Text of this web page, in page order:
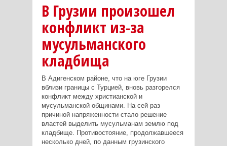
В Грузии произошел
конфликт из-за
мусульманского
кладбища
В Адигенском районе, что на юге Грузии
вблизи границы с Турцией, вновь разгорелся
конфликт между христианской и
мусульманской общинами. На сей раз
причиной напряженности стало решение
властей выделить мусульманам землю под
кладбище. Противостояние, продолжавшееся
несколько дней, по данным грузинского